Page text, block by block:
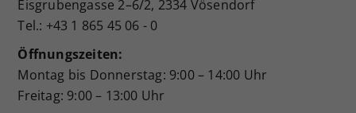
Eisgrubengasse 2–6/2, 2334 Vösendorf
Tel.: +43 1 865 45 06 - 0
Öffnungszeiten:
Montag bis Donnerstag: 9:00 – 14:00 Uhr
Freitag: 9:00 – 13:00 Uhr